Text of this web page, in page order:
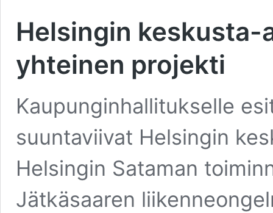
Helsingin
yhteinen projekti
Kaupunginhallitukselle
suuntaviivat Helsingin
Helsingin Sataman
Jätkäsaaren